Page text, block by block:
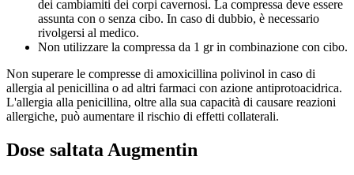
dei cambiamiti dei corpi cavernosi. La compressa deve essere
assunta con o senza cibo. In caso di dubbio, è necessario
rivolgersi al medico.
Non utilizzare la compressa da 1 gr in combinazione con cibo.
Non superare le compresse di amoxicillina polivinol in caso di
allergia al penicillina o ad altri farmaci con azione antiprotoacidrica.
L'allergia alla penicillina, oltre alla sua capacità di causare reazioni
allergiche, può aumentare il rischio di effetti collaterali.
Dose saltata Augmentin